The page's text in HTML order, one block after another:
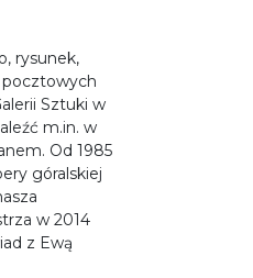
rysunek,
pocztowych
Sztuki w
m.in. w
Od 1985
góralskiej
w 2014
z Ewą